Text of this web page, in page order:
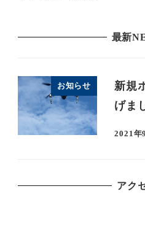
最新
お知らせ
新規
げま
2021年
アク